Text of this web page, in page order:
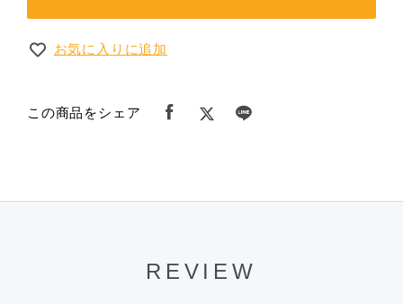
お気に入りに追加
この商品をシェア
REVIEW